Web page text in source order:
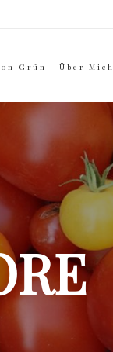
Grün Über Mich